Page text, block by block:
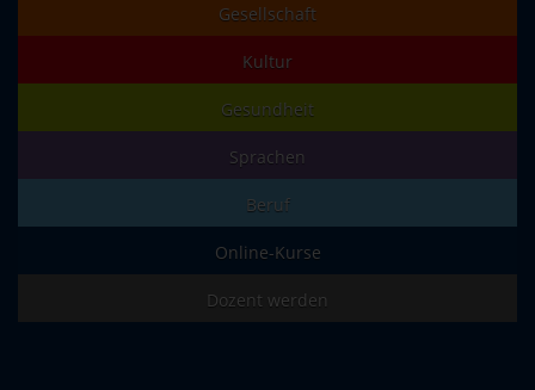
Gesellschaft
Kultur
Gesundheit
Sprachen
Beruf
Online-Kurse
Dozent werden